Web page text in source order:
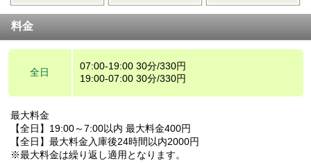
料金
全日
07:00-19:00 30分/330円
19:00-07:00 30分/330円
最大料金
【全日】19:00～7:00以内 最大料金400円
【全日】最大料金入庫後24時間以内2000円
※最大料金は繰り返し適用となります。